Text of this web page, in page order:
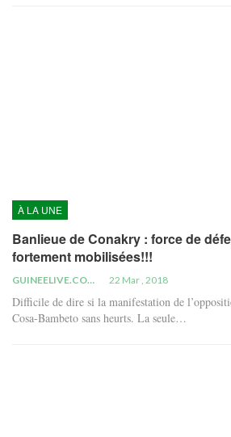
À LA UNE
Banlieue de Conakry : force de
fortement mobilisées!!!
GUINEELIVE.COM 22 Mar , 2018
Difficile de dire si la manifestation de
Cosa-Bambeto sans heurts. La seule…